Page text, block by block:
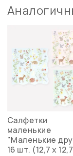
Салфетки
маленькие
"Маленькие
16 шт. (12,7 x